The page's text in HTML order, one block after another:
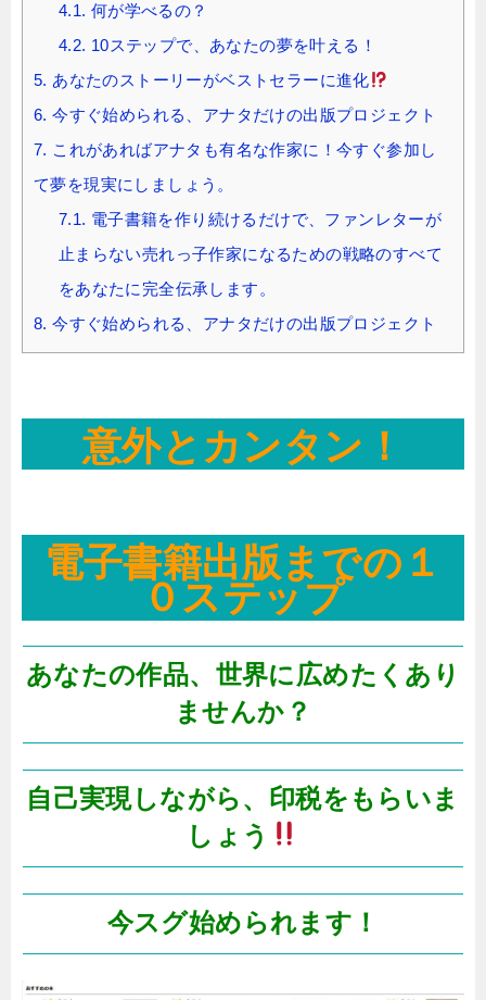
4.1. 何が学べるの？
4.2. 10ステップで、あなたの夢を叶える！
5. あなたのストーリーがベストセラーに進化
6. 今すぐ始められる、アナタだけの出版プロジェクト
7. これがあればアナタも有名な作家に！今すぐ参加し
て夢を現実にしましょう。
7.1. 電子書籍を作り続けるだけで、ファンレターが
止まらない売れっ子作家になるための戦略のすべて
をあなたに完全伝承します。
8. 今すぐ始められる、アナタだけの出版プロジェクト
意外とカンタン！
電子書籍出版までの１
０ステップ
あなたの作品、世界に広めたくあり
ませんか？
自己実現しながら、印税をもらいま
しょう
今スグ始められます！